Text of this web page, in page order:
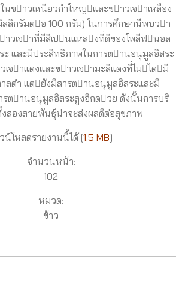
ขาวเหนียวก่ําใหญและขาวเจาเหลือง
ลิกรัมตอ 100 กรัม) ในการศึกษานีพบวา
าวเจาที่มีสีเปนแหลงที่ดีของโพลีฟนอล
ะ และมีประสิทธิภาพในการตานอนุมูลอิสระ
เจาแดงและขาวเจามะลิแดงที่ไมไดมี
ลต่ำ แตยังมีสารตานอนุมูลอิสระและมี
รตานอนุมูลอิสระสูงอีกดวย ดังนั้นการบริ
สองสายพันธุ์น่าจะส่งผลดีต่อสุขภาพ
น์โหลดรายงานนี้ได้ [1.5 MB]
จำนวนหน้า:
102
หมวด:
ข้าว